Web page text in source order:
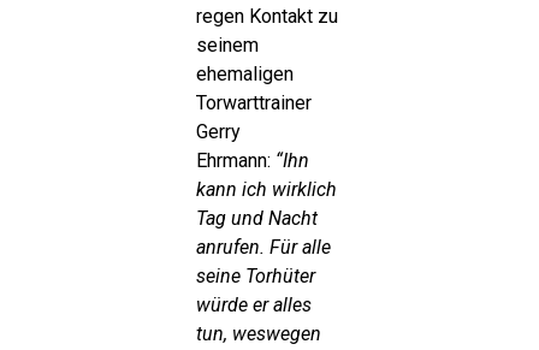
regen Kontakt zu
seinem
ehemaligen
Torwarttrainer
Gerry
Ehrmann: “Ihn
kann ich wirklich
Tag und Nacht
anrufen. Für alle
seine Torhüter
würde er alles
tun, weswegen